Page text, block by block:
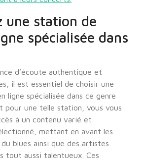
une station de
spécialisée dans
d’écoute authentique et
il est essentiel de choisir une
ligne spécialisée dans ce genre
pour une telle station, vous vous
à un contenu varié et
mettant en avant les
du blues ainsi que des artistes
tout aussi talentueux. Ces